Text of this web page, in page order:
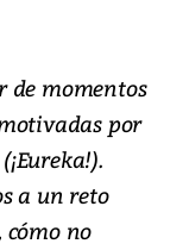
de momentos
por
a un reto
cómo no